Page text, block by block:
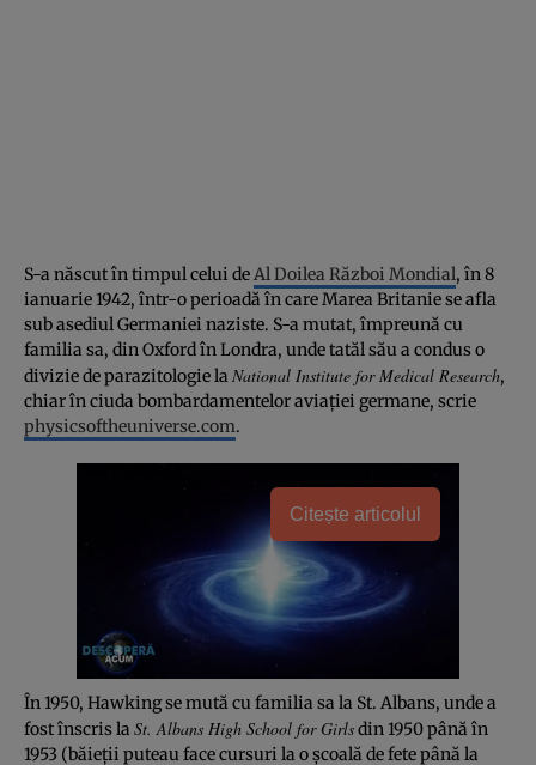
S-a născut în timpul celui deAl Doilea Război Mondial, în 8
ianuarie 1942, într-o perioadă în care Marea Britanie se afla
sub asediul Germaniei naziste. S-a mutat, împreună cu
familia sa, din Oxford în Londra, unde tatăl său a condus o
divizie de parazitologie la National Institute for Medical Research,
chiar în ciuda bombardamentelor aviaţiei germane, scrie
physicsoftheuniverse.com.
Citește articolul
În 1950, Hawking se mută cu familia sa la St. Albans, unde a
fost înscris la St. Albans High School for Girlsdin 1950 până în
1953 (băieţii puteau face cursuri la o şcoală de fete până la